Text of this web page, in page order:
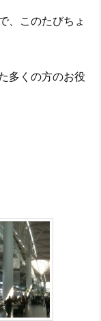
、このたびちょ
多くの方のお役